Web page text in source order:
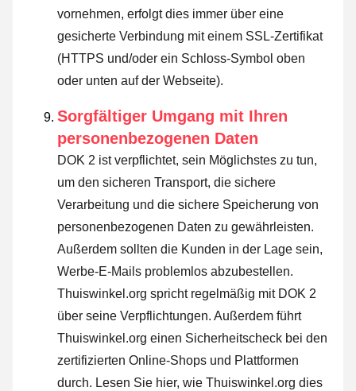
vornehmen, erfolgt dies immer über eine
gesicherte Verbindung mit einem SSL-Zertifikat
(HTTPS und/oder ein Schloss-Symbol oben
oder unten auf der Webseite).
Sorgfältiger Umgang mit Ihren
personenbezogenen Daten
DOK 2 ist verpflichtet, sein Möglichstes zu tun,
um den sicheren Transport, die sichere
Verarbeitung und die sichere Speicherung von
personenbezogenen Daten zu gewährleisten.
Außerdem sollten die Kunden in der Lage sein,
Werbe-E-Mails problemlos abzubestellen.
Thuiswinkel.org spricht regelmäßig mit DOK 2
über seine Verpflichtungen. Außerdem führt
Thuiswinkel.org einen Sicherheitscheck bei den
zertifizierten Online-Shops und Plattformen
durch. Lesen Sie hier, wie Thuiswinkel.org dies